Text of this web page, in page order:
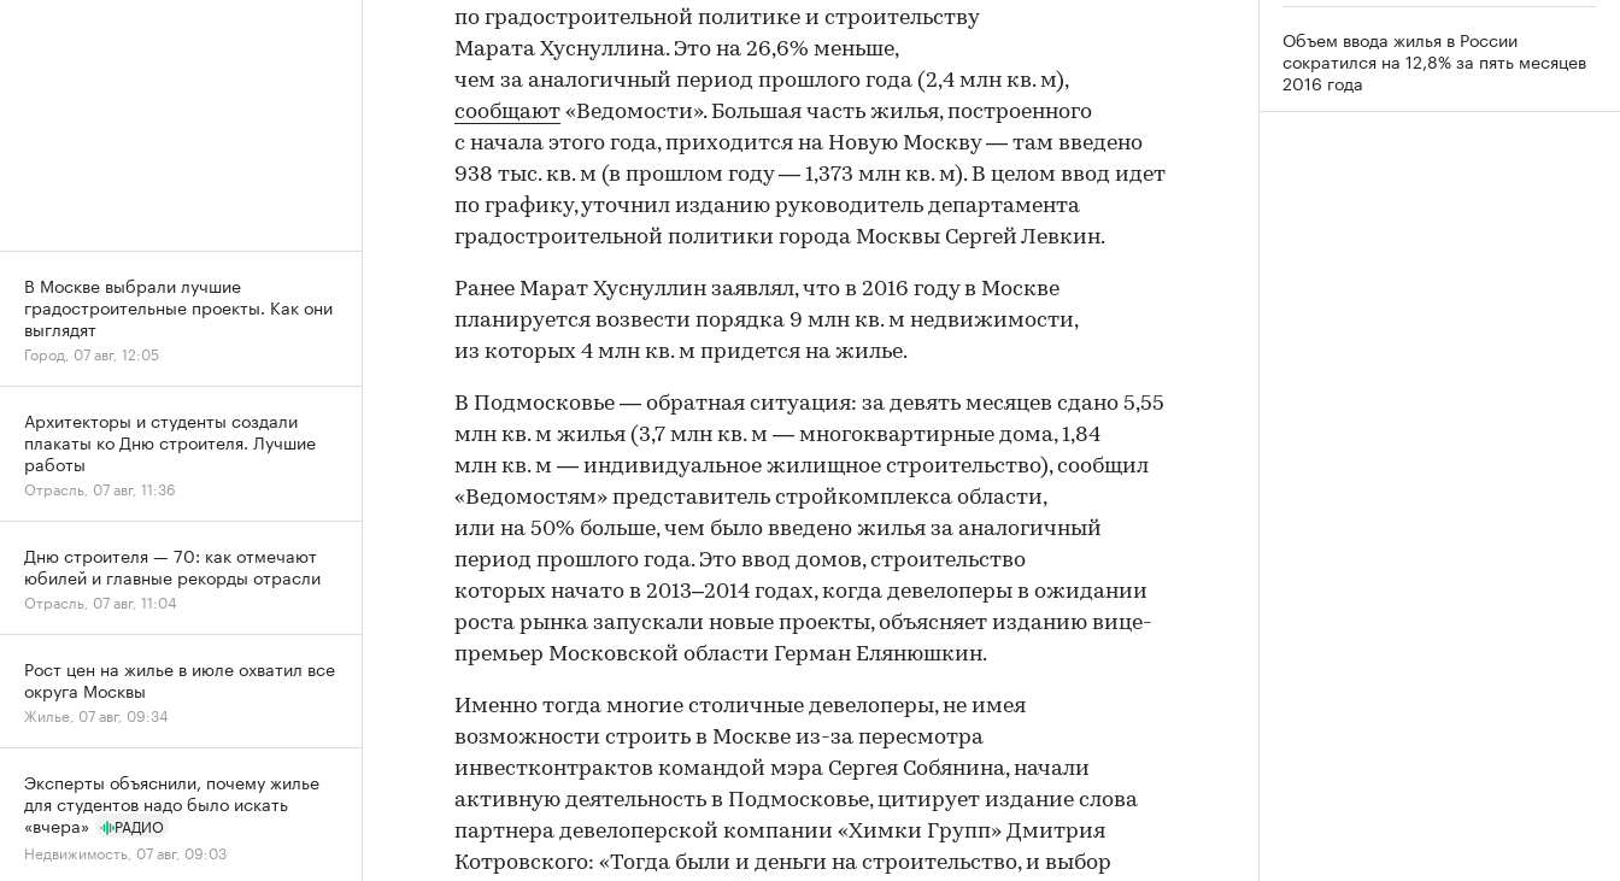
по градостроительной политике и строительству
Марата Хуснуллина. Это на 26,6% меньше,
чем за аналогичный период прошлого года (2,4 млн кв. м),
сообщают «Ведомости». Большая часть жилья, построенного
с начала этого года, приходится на Новую Москву — там введено
938 тыс. кв. м (в прошлом году — 1,373 млн кв. м). В целом ввод идет
по графику, уточнил изданию руководитель департамента
градостроительной политики города Москвы Сергей Левкин.
Ранее Марат Хуснуллин заявлял, что в 2016 году в Москве
планируется возвести порядка 9 млн кв. м недвижимости,
из которых 4 млн кв. м придется на жилье.
В Подмосковье — обратная ситуация: за девять месяцев сдано 5,55
млн кв. м жилья (3,7 млн кв. м — многоквартирные дома, 1,84
млн кв. м — индивидуальное жилищное строительство), сообщил
«Ведомостям» представитель стройкомплекса области,
или на 50% больше, чем было введено жилья за аналогичный
период прошлого года. Это ввод домов, строительство
которых начато в 2013–2014 годах, когда девелоперы в ожидании
роста рынка запускали новые проекты, объясняет изданию вице-
премьер Московской области Герман Елянюшкин.
Именно тогда многие столичные девелоперы, не имея
возможности строить в Москве из-за пересмотра
инвестконтрактов командой мэра Сергея Собянина, начали
активную деятельность в Подмосковье, цитирует издание слова
партнера девелоперской компании «Химки Групп» Дмитрия
Котровского: «Тогда были и деньги на строительство, и выбор
Объем ввода жилья в России
сократился на 12,8% за пять месяцев
2016 года
В Москве выбрали лучшие
градостроительные проекты. Как они
выглядят
Город, 07 авг, 12:05
Архитекторы и студенты создали
плакаты ко Дню строителя. Лучшие
работы
Отрасль, 07 авг, 11:36
Дню строителя — 70: как отмечают
юбилей и главные рекорды отрасли
Отрасль, 07 авг, 11:04
Рост цен на жилье в июле охватил все
округа Москвы
Жилье, 07 авг, 09:34
Эксперты объяснили, почему жилье
для студентов надо было искать
«вчера»
РАДИО
Недвижимость, 07 авг, 09:03